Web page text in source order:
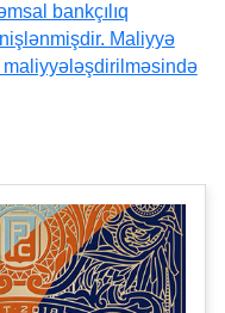
bankçılıq
Maliyyə
maliyyələşdirilməsində